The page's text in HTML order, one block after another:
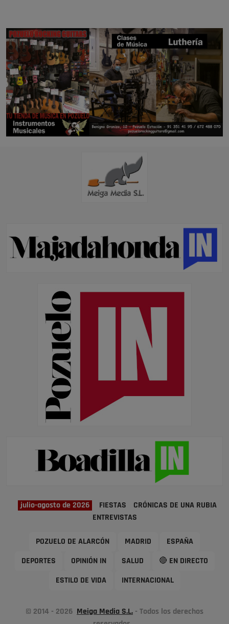
julio-agosto de 2026 FIESTAS
CRÓNICAS DE UNA RUBIA
ENTREVISTAS
POZUELO DE ALARCÓN MADRID ESPAÑA
DEPORTES OPINIÓN IN SALUD 🔴 EN DIRECTO
ESTILO DE VIDA INTERNACIONAL
© 2014 - 2026 Meiga Media S.L. - Todos los derechos